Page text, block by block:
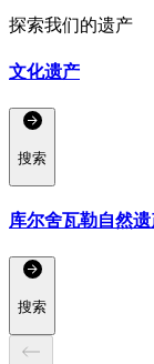
探索我们的遗产
文化遗产
搜索
库尔舍瓦勒自然
搜索